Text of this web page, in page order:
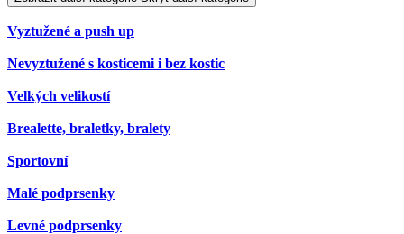
Vyztužené a push up
Nevyztužené s kosticemi i bez kostic
Velkých velikostí
Brealette, braletky, bralety
Sportovní
Malé podprsenky
Levné podprsenky